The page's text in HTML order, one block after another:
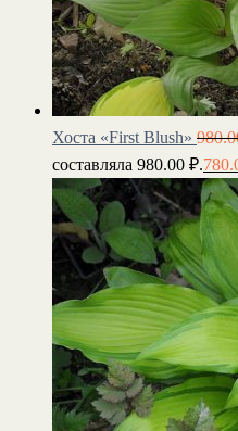
Хоста «First Blush»
составляла 980.00 ₽.